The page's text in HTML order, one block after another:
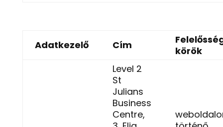
Adatkezelő Cím
körök
Level 2
St
Julians
Business
Centre,